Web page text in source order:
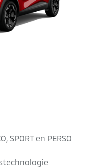
SPORT en PERSO